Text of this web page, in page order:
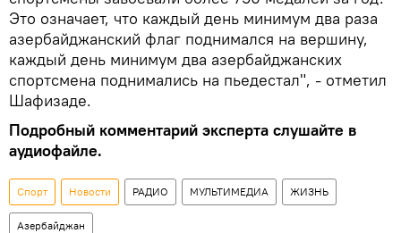
Это означает, что каждый день минимум два раза
азербайджанский флаг поднимался на вершину,
каждый день минимум два азербайджанских
спортсмена поднимались на пьедестал", - отметил
Шафизаде.
Подробный комментарий эксперта слушайте в
аудиофайле.
Спорт Новости РАДИО МУЛЬТИМЕДИА ЖИЗНЬ
Азербайджан